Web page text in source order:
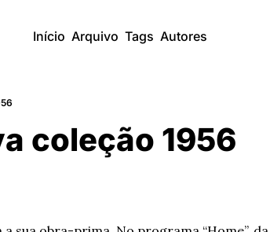
Início Arquivo Tags Autores
coleção 1956